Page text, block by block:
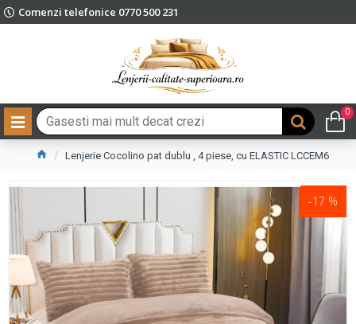
Comenzi telefonice 0770 500 231
0
Lenjerie Cocolino pat dublu , 4 piese, cu ELASTIC LCCEM6
-17 %